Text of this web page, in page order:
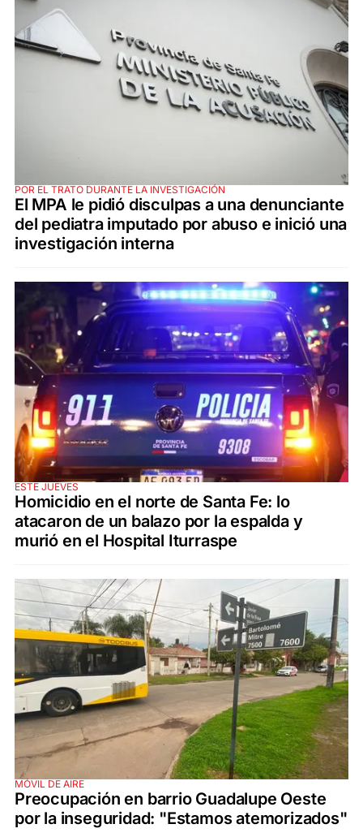
POR EL TRATO DURANTE LA INVESTIGACIÓN
El MPA le pidió disculpas a una denunciante
del pediatra imputado por abuso e inició una
investigación interna
ESTE JUEVES
Homicidio en el norte de Santa Fe: lo
atacaron de un balazo por la espalda y
murió en el Hospital Iturraspe
MÓVIL DE AIRE
Preocupación en barrio Guadalupe Oeste
por la inseguridad: "Estamos atemorizados"